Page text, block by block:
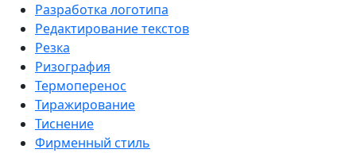
Разработка логотипа
Редактирование текстов
Резка
Ризография
Термоперенос
Тиражирование
Тиснение
Фирменный стиль